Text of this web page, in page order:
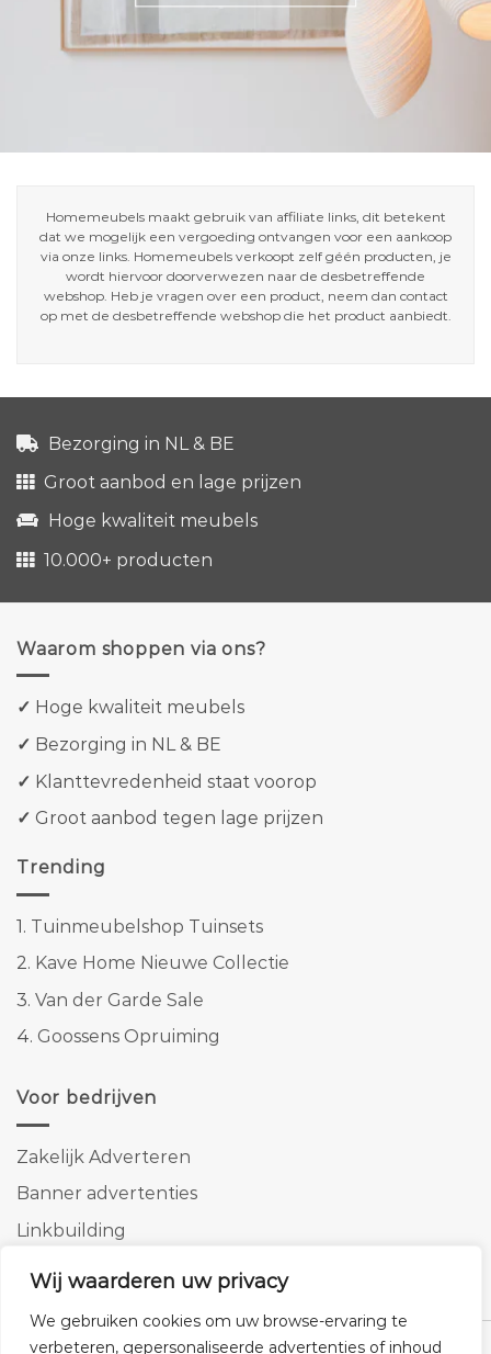
Wij waarderen uw privacy
We gebruiken cookies om uw browse-ervaring te
verbeteren, gepersonaliseerde advertenties of inhoud
Homemeubels maakt gebruik van affiliate links, dit betekent
dat we mogelijk een vergoeding ontvangen voor een aankoop
via onze links. Homemeubels verkoopt zelf géén producten, je
wordt hiervoor doorverwezen naar de desbetreffende
webshop. Heb je vragen over een product, neem dan contact
op met de desbetreffende webshop die het product aanbiedt.
Bezorging in NL & BE
Groot aanbod en lage prijzen
Hoge kwaliteit meubels
10.000+ producten
Waarom shoppen via ons?
✓ Hoge kwaliteit meubels
✓ Bezorging in NL & BE
✓ Klanttevredenheid staat voorop
✓ Groot aanbod tegen lage prijzen
Trending
1. Tuinmeubelshop Tuinsets
2. Kave Home Nieuwe Collectie
3. Van der Garde Sale
4. Goossens Opruiming
Voor bedrijven
Zakelijk Adverteren
Banner advertenties
Linkbuilding
SEO copywriting